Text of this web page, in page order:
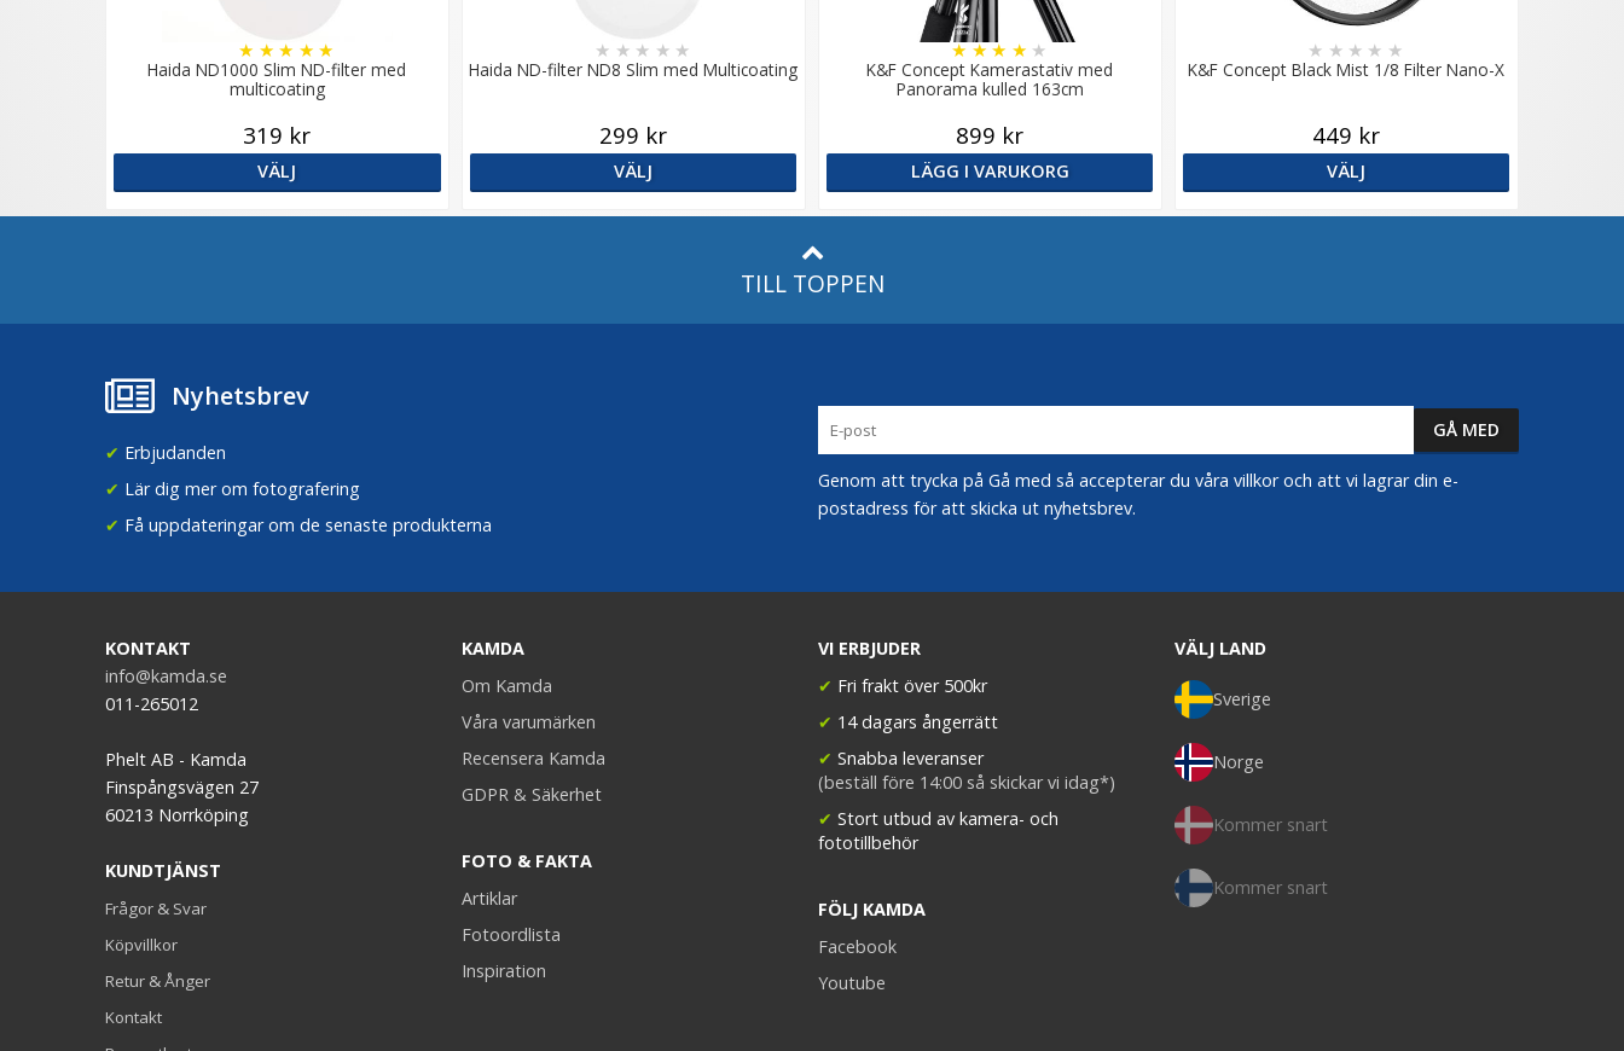
Haida ND1000 Slim ND-filter med
multicoating
★ ★ ★ ★ ★
319 kr
VÄLJ
Haida ND-filter ND8 Slim med Multicoating
★ ★ ★ ★ ★
299 kr
VÄLJ
K&F Concept Kamerastativ med
Panorama kulled 163cm
★★★ ★ ★
899 kr
LÄGG I VARUKORG
K&F Concept Black Mist 1/8 Filter Nano-X
★ ★ ★ ★ ★
449 kr
VÄLJ
TILL TOPPEN
Nyhetsbrev
✔ Erbjudanden
✔ Lär dig mer om fotografering
✔ Få uppdateringar om de senaste produkterna
Genom att trycka på Gå med så accepterar du våra villkor och att vi lagrar din e-
postadress för att skicka ut nyhetsbrev.
KONTAKT
info@kamda.se
011-265012
Phelt AB - Kamda
Finspångsvägen 27
60213 Norrköping
KUNDTJÄNST
Frågor & Svar
Köpvillkor
Retur & Ånger
Kontakt
KAMDA
Om Kamda
Våra varumärken
Recensera Kamda
GDPR & Säkerhet
FOTO & FAKTA
Artiklar
Fotoordlista
Inspiration
VI ERBJUDER
✔ Fri frakt över 500kr
✔ 14 dagars ångerrätt
✔ Snabba leveranser
(beställ före 14:00 så skickar vi idag*)
✔ Stort utbud av kamera- och
fototillbehör
FÖLJ KAMDA
Facebook
Youtube
VÄLJ LAND
Sverige
Norge
Kommer snart
Kommer snart